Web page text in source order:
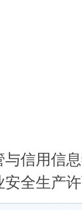
与信用信
全生产